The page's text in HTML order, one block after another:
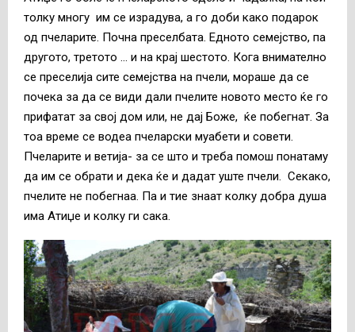
толку многу им се израдува, а го доби како подарок
од пчеларите. Почна преселбата. Едното семејство, па
другото, третото … и на крај шестото. Кога внимателно
се преселија сите семејства на пчели, мораше да се
почека за да се види дали пчелите новото место ќе го
прифатат за свој дом или, не дај Боже, ќе побегнат. За
тоа време се водеа пчеларски муабети и совети.
Пчеларите и ветија- за се што и треба помош понатаму
да им се обрати и дека ќе и дадат уште пчели. Секако,
пчелите не побегнаа. Па и тие знаат колку добра душа
има Атиџе и колку ги сака.